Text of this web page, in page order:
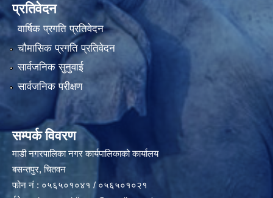
प्रतिवेदन
वार्षिक प्रगति प्रतिवेदन
चौमासिक प्रगति प्रतिवेदन
सार्वजनिक सुनुवाई
सार्वजनिक परीक्षण
सम्पर्क विवरण
माडी नगरपालिका नगर कार्यपालिकाको कार्यालय
बसन्तपुर, चितवन
फोन नं : ०५६५०१०४१ / ०५६५०१०२१